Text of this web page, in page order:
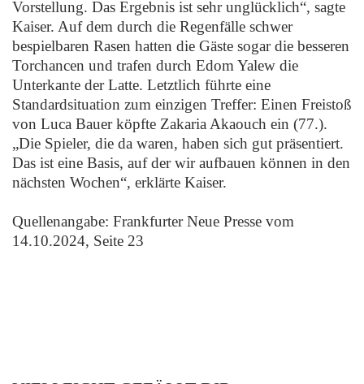
Vorstellung. Das Ergebnis ist sehr unglücklich“, sagte
Kaiser. Auf dem durch die Regenfälle schwer
bespielbaren Rasen hatten die Gäste sogar die besseren
Torchancen und trafen durch Edom Yalew die
Unterkante der Latte. Letztlich führte eine
Standardsituation zum einzigen Treffer: Einen Freistoß
von Luca Bauer köpfte Zakaria Akaouch ein (77.).
„Die Spieler, die da waren, haben sich gut präsentiert.
Das ist eine Basis, auf der wir aufbauen können in den
nächsten Wochen“, erklärte Kaiser.
Quellenangabe: Frankfurter Neue Presse vom
14.10.2024, Seite 23